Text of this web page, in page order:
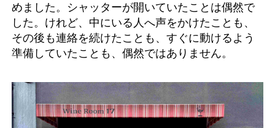
めました。シャッターが開いていたことは偶然で
した。けれど、中にいる人へ声をかけたことも、
その後も連絡を続けたことも、すぐに動けるよう
準備していたことも、偶然ではありません。